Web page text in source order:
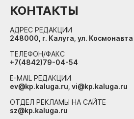
КОНТАКТЫ
АДРЕС РЕДАКЦИИ
248000, г. Калуга, ул.
ТЕЛЕФОН/ФАКС
+7(4842)79-04-54
E-MAIL РЕДАКЦИИ
ev@kp.kaluga.ru, vi@kp.kaluga.ru
ОТДЕЛ РЕКЛАМЫ НА САЙТЕ
sz@kp.kaluga.ru